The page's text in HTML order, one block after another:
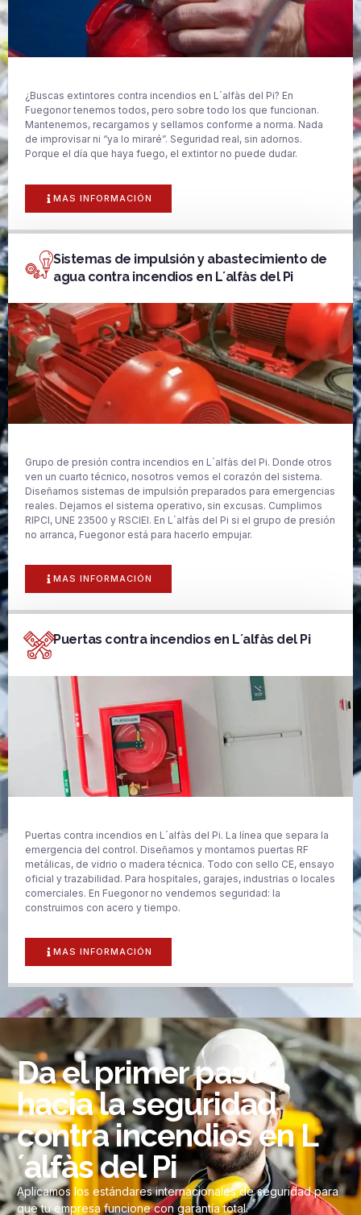
¿Buscas extintores contra incendios en L´alfàs del Pi? En
Fuegonor tenemos todos, pero sobre todo los que funcionan.
Mantenemos, recargamos y sellamos conforme a norma. Nada
de improvisar ni “ya lo miraré”. Seguridad real, sin adornos.
Porque el día que haya fuego, el extintor no puede dudar.
MAS INFORMACIÓN
Sistemas de impulsión y abastecimiento de
agua contra incendios en L´alfàs del Pi
Grupo de presión contra incendios en L´alfàs del Pi. Donde otros
ven un cuarto técnico, nosotros vemos el corazón del sistema.
Diseñamos sistemas de impulsión preparados para emergencias
reales. Dejamos el sistema operativo, sin excusas. Cumplimos
RIPCI, UNE 23500 y RSCIEI. En L´alfàs del Pi si el grupo de presión
no arranca, Fuegonor está para hacerlo empujar.
MAS INFORMACIÓN
Puertas contra incendios en L´alfàs del Pi
Puertas contra incendios en L´alfàs del Pi. La línea que separa la
emergencia del control. Diseñamos y montamos puertas RF
metálicas, de vidrio o madera técnica. Todo con sello CE, ensayo
oficial y trazabilidad. Para hospitales, garajes, industrias o locales
comerciales. En Fuegonor no vendemos seguridad: la
construimos con acero y tiempo.
MAS INFORMACIÓN
Da el primer paso
hacia la seguridad
contra incendios en L
´alfàs del Pi
Aplicamos los estándares internacionales de seguridad para
que tu empresa funcione con garantía total.